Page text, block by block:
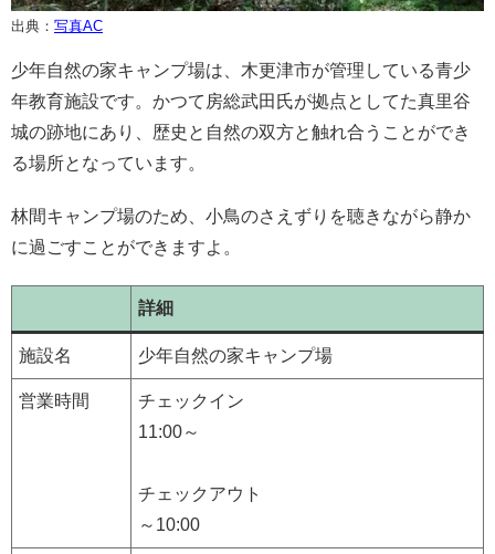
出典： 写真AC
少年自然の家キャンプ場は、木更津市が管理している青少
年教育施設です。かつて房総武田氏が拠点としてた真里谷
城の跡地にあり、歴史と自然の双方と触れ合うことができ
る場所となっています。
林間キャンプ場のため、小鳥のさえずりを聴きながら静か
に過ごすことができますよ。
詳細
施設名 少年自然の家キャンプ場
営業時間
チェックイン
11:00～
チェックアウト
～10:00